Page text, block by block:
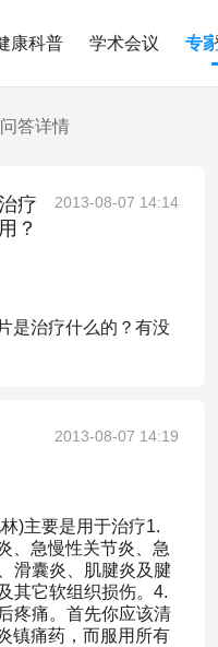
康科普 学术会议 专
问答详情
疗
？
2013-08-07 14:14
是治疗什么的？有没
2013-08-07 14:19
)主要是用于治疗1.
、急慢性关节炎、急
滑囊炎、肌腱炎及腱
其它软组织损伤。4.
疼痛。首先你应该清
镇痛药，而服用所有